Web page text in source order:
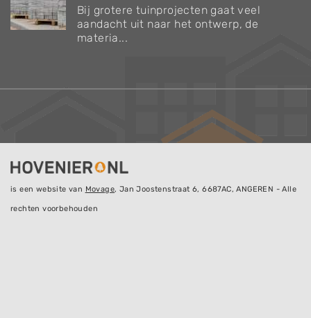
Bij grotere tuinprojecten gaat veel
aandacht uit naar het ontwerp, de
materia...
is een website van Movage, Jan Joostenstraat 6, 6687AC, ANGEREN - Alle
rechten voorbehouden